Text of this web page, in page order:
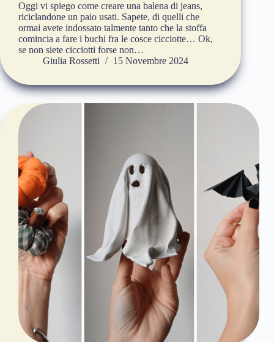
Oggi vi spiego come creare una balena di jeans,
riciclandone un paio usati. Sapete, di quelli che
ormai avete indossato talmente tanto che la stoffa
comincia a fare i buchi fra le cosce cicciotte… Ok,
se non siete cicciotti forse non…
Giulia Rossetti
15 Novembre 2024